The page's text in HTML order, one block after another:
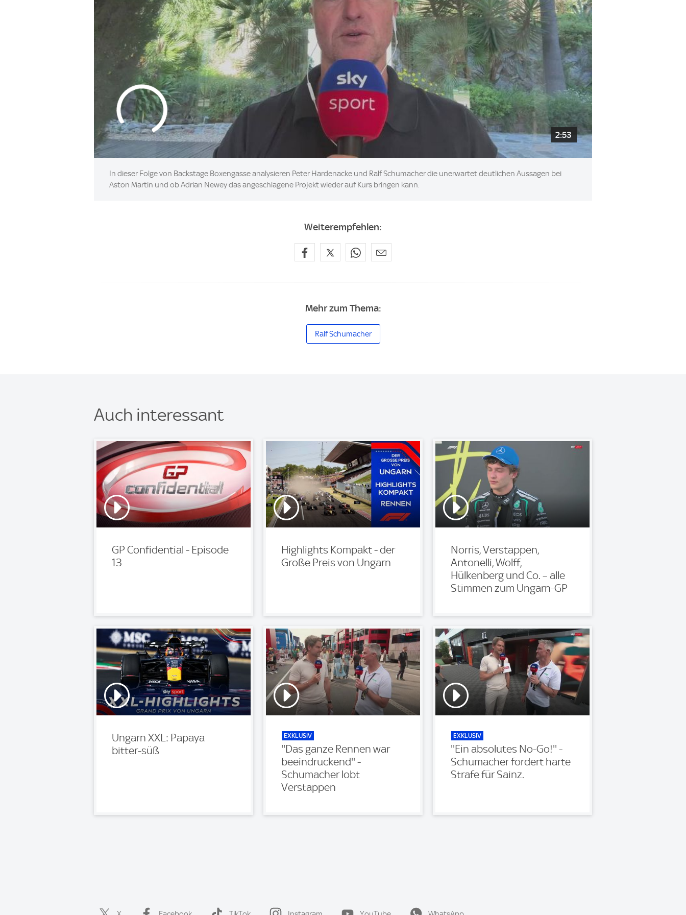
2:53
In dieser Folge von Backstage Boxengasse analysieren Peter Hardenacke und Ralf Schumacher die unerwartet deutlichen Aussagen bei
Aston Martin und ob Adrian Newey das angeschlagene Projekt wieder auf Kurs bringen kann.
Weiterempfehlen:
Mehr zum Thema:
Ralf Schumacher
Auch interessant
GP Confidential - Episode
13
Highlights Kompakt - der
Große Preis von Ungarn
Norris, Verstappen,
Antonelli, Wolff,
Hülkenberg und Co. – alle
Stimmen zum Ungarn-GP
Ungarn XXL: Papaya
bitter-süß
EXKLUSIV
''Das ganze Rennen war
beeindruckend'' -
Schumacher lobt
Verstappen
EXKLUSIV
''Ein absolutes No-Go!'' -
Schumacher fordert harte
Strafe für Sainz.